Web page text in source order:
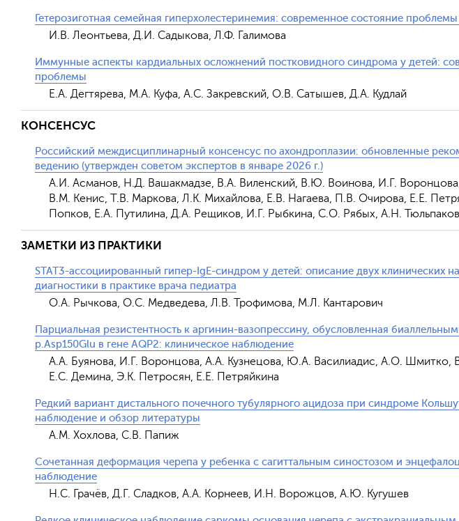
Гетерозиготная семейная гиперхолестеринемия: современное состояние
И.В. Леонтьева, Д.И. Садыкова, Л.Ф. Галимова
Иммунные аспекты кардиальных осложнений постковидного синдрома у детей:
проблемы
Е.А. Дегтярева, М.А. Куфа, А.С. Закревский, О.В. Сатышев, Д.А. Кудлай
КОНСЕНСУС
Российский междисциплинарный консенсус по ахондроплазии: обновленные
ведению (утвержден советом экспертов в январе 2026 г.)
А.И. Асманов, Н.Д. Вашакмадзе, В.А. Виленский, В.Ю. Воинова, И.Г.
В.М. Кенис, Т.В. Маркова, Л.К. Михайлова, Е.В. Нагаева, П.В. Очирова, Е.Е.
Попков, Е.А. Путилина, Д.А. Рещиков, И.Г. Рыбкина, С.О. Рябых, А.Н. Тюльпаков
ЗАМЕТКИ ИЗ ПРАКТИКИ
STAT3-ассоциированный гипер-IgE-синдром у детей: описание двух клинических
диагностики в практике врача педиатра
О.А. Рычкова, О.С. Медведева, Л.В. Трофимова, М.Л. Кантарович
Парциальная резистентность к аргинин-вазопрессину, обусловленная
p.Asp150Glu в гене AQP2: клиническое наблюдение
А.А. Буянова, И.Г. Воронцова, А.А. Кузнецова, Ю.А. Василиадис, А.О. Шмитко,
Е.С. Демина, Э.К. Петросян, Е.Е. Петряйкина
Редкий вариант дистального почечного тубулярного ацидоза при синдроме
наблюдение и обзор литературы
А.М. Хохлова, С.В. Папиж
Сочетанная деформация черепа у ребенка с сагиттальным синостозом и
наблюдение
Н.С. Грачёв, Д.Г. Сладков, А.А. Корнеев, И.Н. Ворожцов, А.Ю. Кугушев